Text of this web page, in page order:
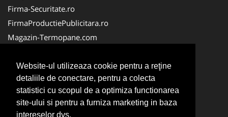
Website-ul utilizeaza cookie pentru a reţine
detaliile de conectare, pentru a colecta
statistici cu scopul de a optimiza functionarea
site-ului si pentru a furniza marketing in baza
intereselor dvs.
Firma-Securitate.ro
FirmaProductiePublicitara.ro
Magazin-Termopane.com
CramaVinuri.ro
FirmaTractariAuto.ro
InstalatiiSolare.com
Pescaresc.ro